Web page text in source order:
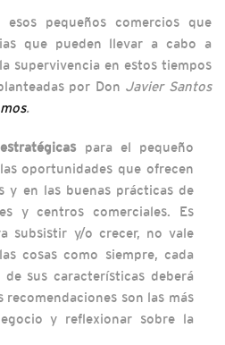
pequeños comercios que
que pueden llevar a cabo a
supervivencia en estos tiempos
por Don Javier Santos
.
para el pequeño
oportunidades que ofrecen
y en las buenas prácticas de
y centros comerciales. Es
subsistir y/o crecer, no vale
cosas como siempre, cada
sus características deberá
recomendaciones son las más
y reflexionar sobre la